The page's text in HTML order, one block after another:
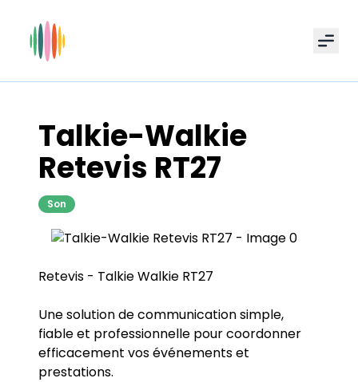
Talkie-Walkie
Retevis RT27
Son
Retevis - Talkie Walkie RT27
Une solution de communication simple,
fiable et professionnelle pour coordonner
efficacement vos événements et
prestations.